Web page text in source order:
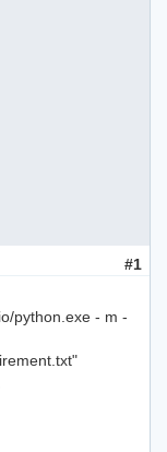
#1
python.exe - m -